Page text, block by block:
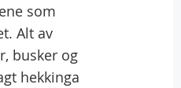
som
Alt av
busker og
hekkinga